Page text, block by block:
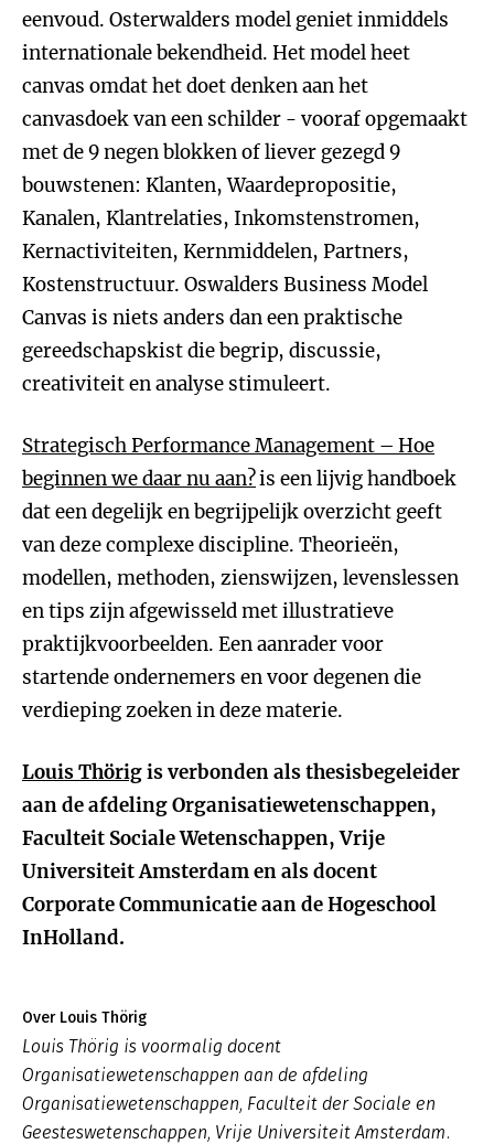
eenvoud. Osterwalders model geniet inmiddels
internationale bekendheid. Het model heet
canvas omdat het doet denken aan het
canvasdoek van een schilder - vooraf opgemaakt
met de 9 negen blokken of liever gezegd 9
bouwstenen: Klanten, Waardepropositie,
Kanalen, Klantrelaties, Inkomstenstromen,
Kernactiviteiten, Kernmiddelen, Partners,
Kostenstructuur. Oswalders Business Model
Canvas is niets anders dan een praktische
gereedschapskist die begrip, discussie,
creativiteit en analyse stimuleert.
Strategisch Performance Management – Hoe
beginnen we daar nu aan?is een lijvig handboek
dat een degelijk en begrijpelijk overzicht geeft
van deze complexe discipline. Theorieën,
modellen, methoden, zienswijzen, levenslessen
en tips zijn afgewisseld met illustratieve
praktijkvoorbeelden. Een aanrader voor
startende ondernemers en voor degenen die
verdieping zoeken in deze materie.
Louis Thörigis verbonden als thesisbegeleider
aan de afdeling Organisatiewetenschappen,
Faculteit Sociale Wetenschappen, Vrije
Universiteit Amsterdam en als docent
Corporate Communicatie aan de Hogeschool
InHolland.
Over Louis Thörig
Louis Thörig is voormalig docent
Organisatiewetenschappen aan de afdeling
Organisatiewetenschappen, Faculteit der Sociale en
Geesteswetenschappen, Vrije Universiteit Amsterdam.